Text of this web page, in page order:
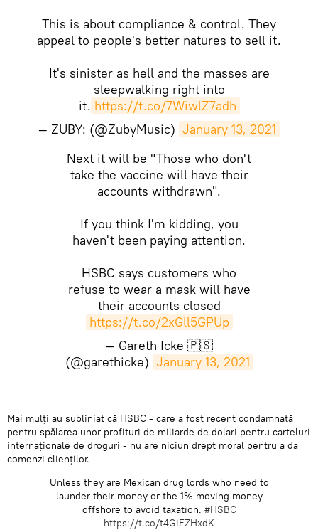
This is about compliance & control. They
appeal to people's better natures to sell it.
It's sinister as hell and the masses are
sleepwalking right into
it. https://t.co/7WiwlZ7adh
— ZUBY: (@ZubyMusic) January 13, 2021
Next it will be "Those who don't
take the vaccine will have their
accounts withdrawn".
If you think I'm kidding, you
haven't been paying attention.
HSBC says customers who
refuse to wear a mask will have
their accounts closed
https://t.co/2xGll5GPUp
— Gareth Icke 🇵🇸
(@garethicke) January 13, 2021
​Mai mulți au subliniat că HSBC - care a fost recent condamnată
pentru spălarea unor profituri de miliarde de dolari pentru carteluri
internaționale de droguri - nu are niciun drept moral pentru a da
comenzi clienților.
Unless they are Mexican drug lords who need to
launder their money or the 1% moving money
offshore to avoid taxation. #HSBC
https://t.co/t4GiFZHxdK